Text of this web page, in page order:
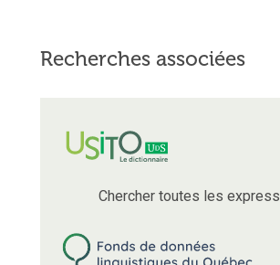
Recherches associées
Chercher toutes les